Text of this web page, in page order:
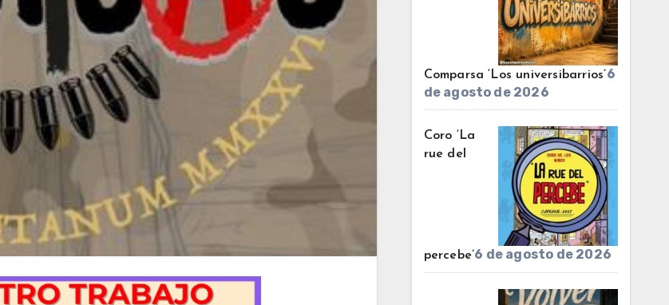
Comparsa ‘Los universibarrios’6
de agosto de 2026
Coro ‘La
rue del
percebe’6 de agosto de 2026